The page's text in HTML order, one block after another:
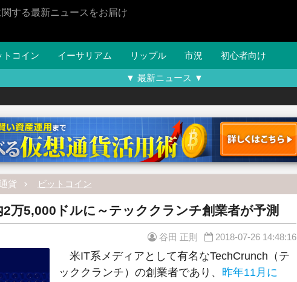
する最新ニュースをお届け
トコイン イーサリアム リップル 市況 初心者向け
▼ 最新ニュース ▼
貨 ビットコイン
万5,000ドルに～テッククランチ創業者が予測
谷田 正則 2018-07-26 14:48:16
米IT系メディアとして有名なTechCrunch（テ
ッククランチ）の創業者であり、 昨年11月に